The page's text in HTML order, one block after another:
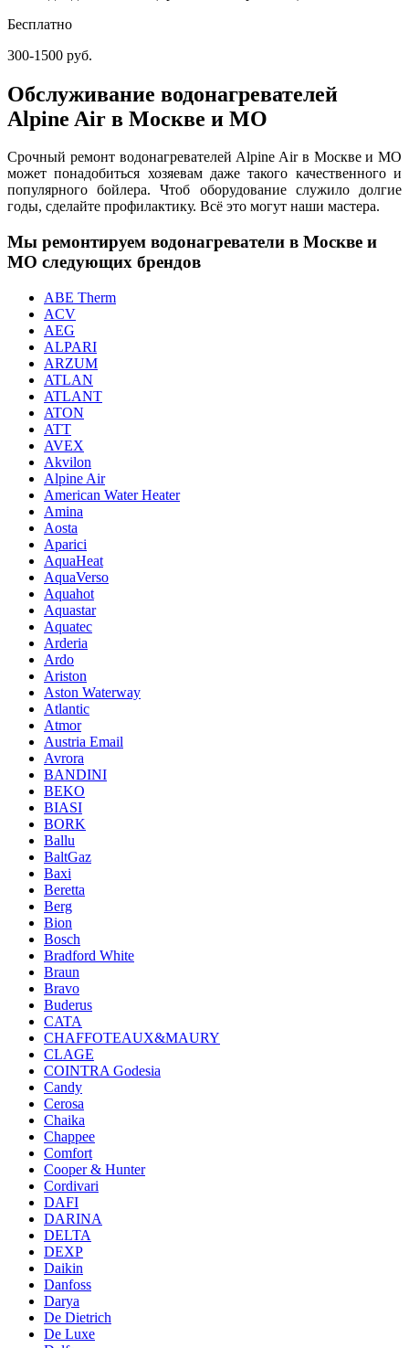
Бесплатно
300-1500 руб.
Обслуживание водонагревателей
Alpine Air в Москве и МО
Срочный ремонт водонагревателей Alpine Air в Москве и МО
может понадобиться хозяевам даже такого качественного и
популярного бойлера. Чтоб оборудование служило долгие
годы, сделайте профилактику. Всё это могут наши мастера.
Мы ремонтируем водонагреватели в Москве и
МО следующих брендов
ABE Therm
ACV
AEG
ALPARI
ARZUM
ATLAN
ATLANT
ATON
ATT
AVEX
Akvilon
Alpine Air
American Water Heater
Amina
Aosta
Aparici
AquaHeat
AquaVerso
Aquahot
Aquastar
Aquatec
Arderia
Ardo
Ariston
Aston Waterway
Atlantic
Atmor
Austria Email
Avrora
BANDINI
BEKO
BIASI
BORK
Ballu
BaltGaz
Baxi
Beretta
Berg
Bion
Bosch
Bradford White
Braun
Bravo
Buderus
CATA
CHAFFOTEAUX&MAURY
CLAGE
COINTRA Godesia
Candy
Cerosa
Chaika
Chappee
Comfort
Cooper & Hunter
Cordivari
DAFI
DARINA
DELTA
DEXP
Daikin
Danfoss
Darya
De Dietrich
De Luxe